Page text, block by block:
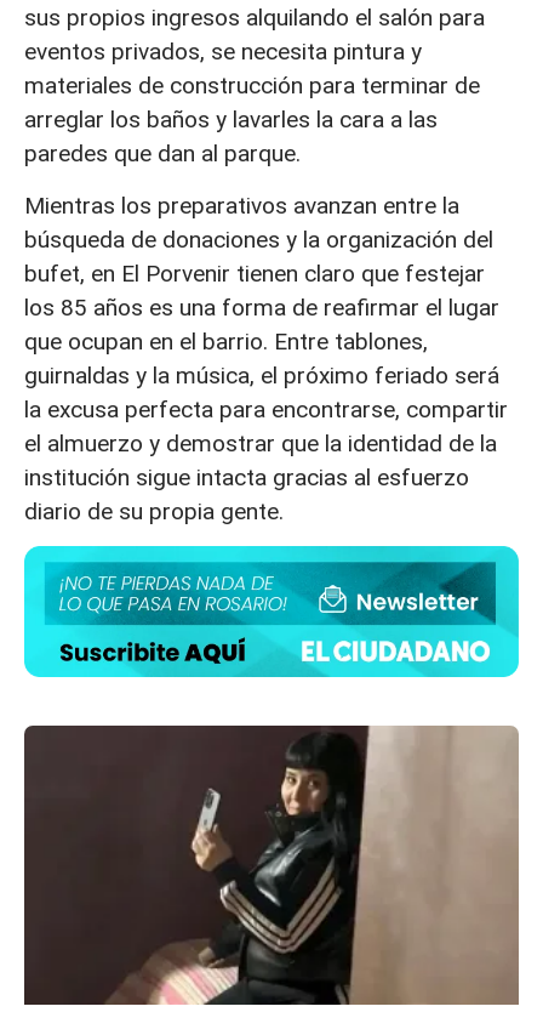
sus propios ingresos alquilando el salón para
eventos privados, se necesita pintura y
materiales de construcción para terminar de
arreglar los baños y lavarles la cara a las
paredes que dan al parque.
Mientras los preparativos avanzan entre la
búsqueda de donaciones y la organización del
bufet, en El Porvenir tienen claro que festejar
los 85 años es una forma de reafirmar el lugar
que ocupan en el barrio. Entre tablones,
guirnaldas y la música, el próximo feriado será
la excusa perfecta para encontrarse, compartir
el almuerzo y demostrar que la identidad de la
institución sigue intacta gracias al esfuerzo
diario de su propia gente.